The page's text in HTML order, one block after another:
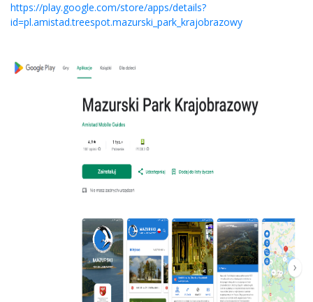
https://play.google.com/store/apps/details?
id=pl.amistad.treespot.mazurski_park_krajobrazowy